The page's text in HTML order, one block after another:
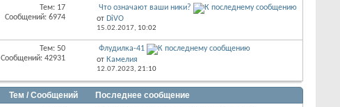
Тем: 17
Сообщений: 6974
Что означают ваши ники?
от DiVO
15.02.2017, 10:02
Тем: 50
Сообщений: 42931
Флудилка-41
от Камелия
12.07.2023, 21:10
Тем / Сообщений Последнее сообщение